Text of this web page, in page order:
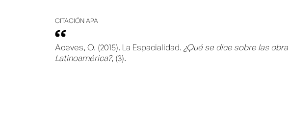
CITACIÓN APA
Aceves, O. (2015). La Espacialidad. ¿Qué se dice sobre las
Latinoamérica?, (3).